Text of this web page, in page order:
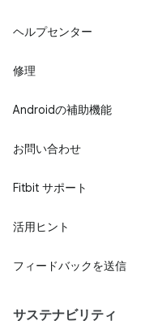
ヘルプセンター
修理
Androidの補助機能
お問い合わせ
Fitbit サポート
活用ヒント
フィードバックを送信
サステナビリティ